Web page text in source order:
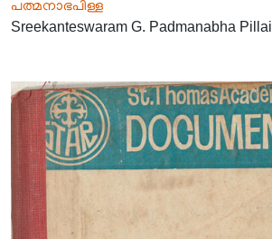
പത്മനാഭപിള്ള
Sreekanteswaram G. Padmanabha Pillai